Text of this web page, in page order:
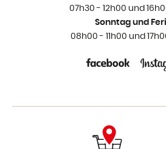
07h30 - 12h00 und
Sonntag und
08h00 - 11h00 und